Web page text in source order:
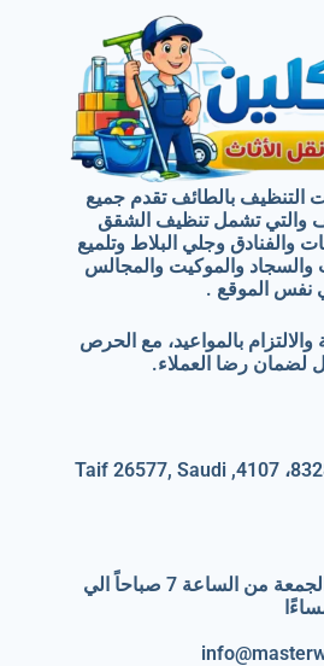
التنظيف بالطائف تقدم جميع
والتي تشمل تنظيف الشقق
والفنادق وجلي البلاط وتلميع
والسجاد والموكيت والمجالس
نفس الموقع .
والالتزام بالمواعيد، مع الحرص
لضمان رضا العملاء.
العنوان: ريحة، 8328، 4107, Taif 26577, Saudi
من السبت الي الجمعة من الساعة 7 صباحاً الي